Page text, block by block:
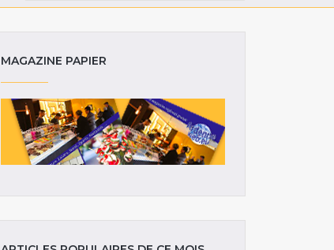
MAGAZINE PAPIER